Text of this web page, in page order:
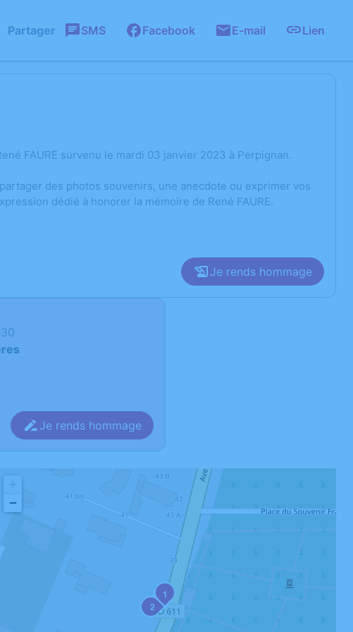
Partager SMS Facebook E-mail Lien
FAURE survenu le mardi 03 janvier 2023 à Perpignan.
des photos souvenirs, une anecdote ou exprimer vos
dédié à honorer la mémoire de René FAURE.
Je rends hommage
Je rends hommage
1
2
−